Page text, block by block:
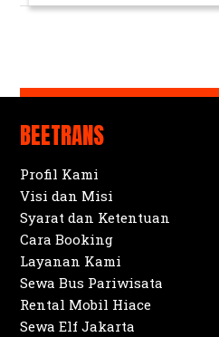
BEETRANS
Profil Kami
Visi dan Misi
Syarat dan Ketentuan
Cara Booking
Layanan Kami
Sewa Bus Pariwisata
Rental Mobil Hiace
Sewa Elf Jakarta